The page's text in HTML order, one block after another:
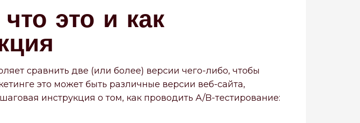
это и как
сравнить две (или более) версии чего-либо, чтобы
это может быть различные версии веб-сайта,
инструкция о том, как проводить A/B-тестирование: